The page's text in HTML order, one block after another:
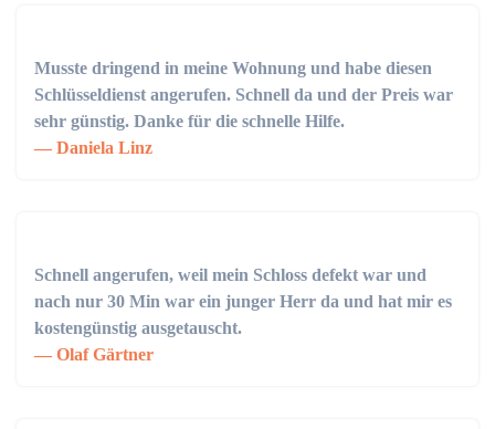
Musste dringend in meine Wohnung und habe diesen
Schlüsseldienst angerufen. Schnell da und der Preis war
sehr günstig. Danke für die schnelle Hilfe.
Daniela Linz
Schnell angerufen, weil mein Schloss defekt war und
nach nur 30 Min war ein junger Herr da und hat mir es
kostengünstig ausgetauscht.
Olaf Gärtner